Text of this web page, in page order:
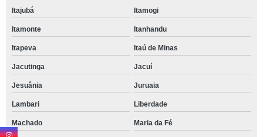
Itajubá Itamogi
Itamonte Itanhandu
Itapeva Itaú de Minas
Jacutinga Jacuí
Jesuânia Juruaia
Lambari Liberdade
Machado Maria da Fé